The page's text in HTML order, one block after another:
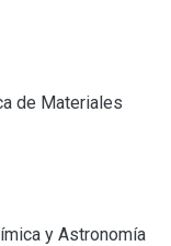
de Materiales
y Astronomía